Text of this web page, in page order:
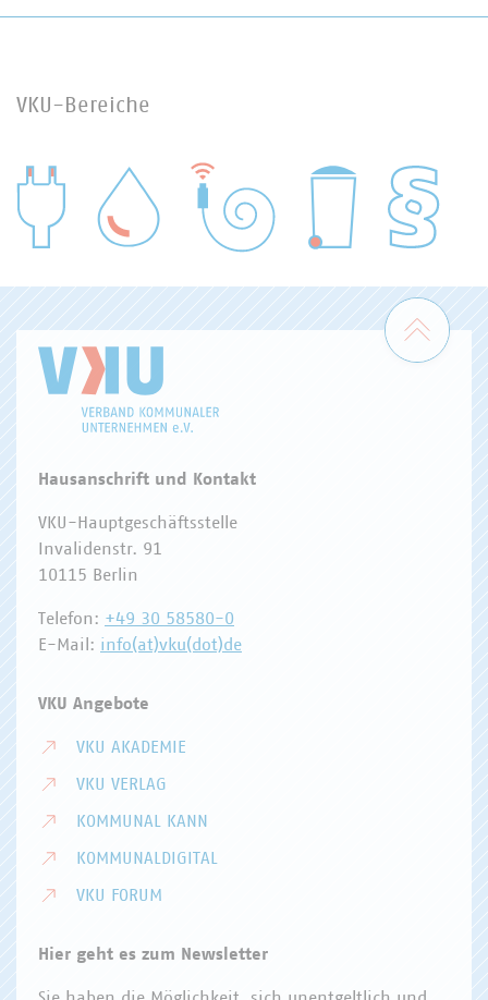
VKU-Bereiche
WASSER/ABWASSER
Zum
Hausanschrift und Kontakt
VKU-Hauptgeschäftsstelle
Invalidenstr. 91
10115 Berlin
Telefon: +49 30 58580-0
E-Mail: info(at)vku(dot)de
VKU Angebote
VKU AKADEMIE
VKU VERLAG
KOMMUNAL KANN
KOMMUNALDIGITAL
VKU FORUM
Hier geht es zum Newsletter